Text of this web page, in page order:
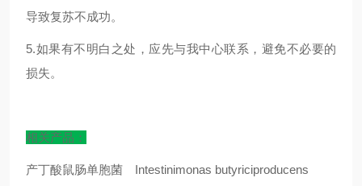
导致复苏不成功。
5.如果有不明白之处，应先与我中心联系，避免不必要的
损失。
相关产品：
产丁酸鼠肠单胞菌
Intestinimonas butyriciproducens